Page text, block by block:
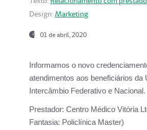
Design: Marketing
01 de abril, 2020
Informamos o novo
atendimentos aos beneficiários da
Intercâmbio Federativo e Nacional.
Prestador: Centro Médico Vitória
Fantasia: Policlínica Master)